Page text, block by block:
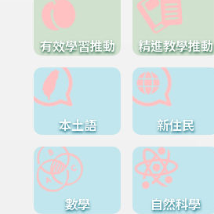
有效學習推動 精進教學推動
本土語 新住民
數學 自然科學